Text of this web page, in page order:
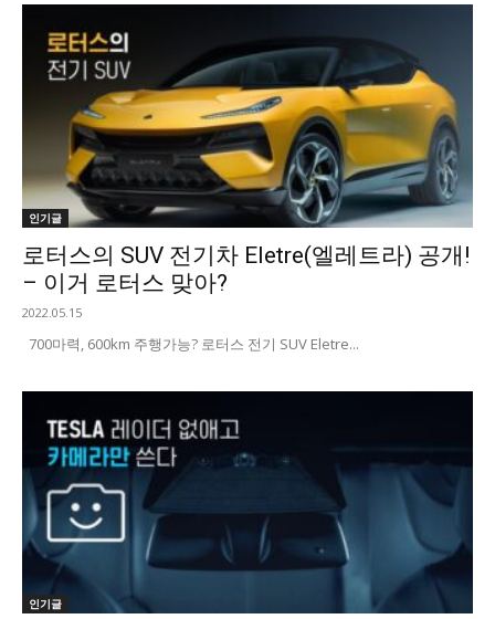
인기글
로터스의 SUV 전기차 Eletre(엘레트라) 공개!
– 이거 로터스 맞아?
2022.05.15
700마력, 600km 주행가능? 로터스 전기 SUV Eletre...
인기글